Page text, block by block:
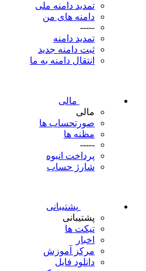
تمدید دامنه ملی
دامنه های من
-----
تمدید دامنه
ثبت دامنه جدید
انتقال دامنه به ما
مالی
مالی
صورتحساب ها
مظنه ها
-----
پرداخت انبوه
شارژ حساب
پشتیبانی
پشتیبانی
تیکت ها
اخبار
مرکز آموزش
دانلود فایل